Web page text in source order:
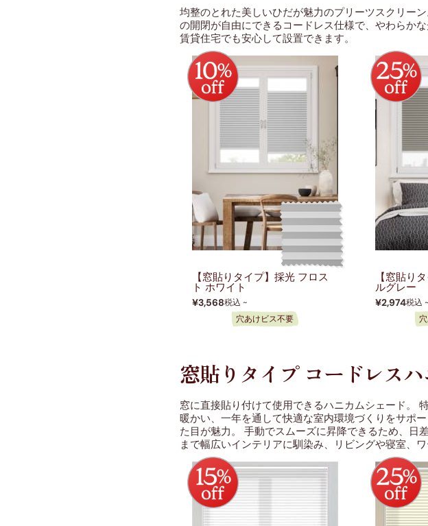
均整のとれた美しいひだが魅力のプリーツスクリーン
の開閉が自由にできるコードレス仕様で、やわらか
賃貸住宅でも安心して設置できます。
【窓貼りタイプ】採光 フロス
ト ホワイト
¥3,568税込 ~
穴あけビス不要
【窓貼り
ルグレー
¥2,974税込 ~
窓貼りタイプ コードレス
窓に直接貼り付けて使用できるハニカムシェード。
暖かい、一年を通して快適な室内環境づくりをサポ
た目が魅力。 手動でスムーズに昇降できるため、日
まで幅広いインテリアに馴染み、リビングや寝室、